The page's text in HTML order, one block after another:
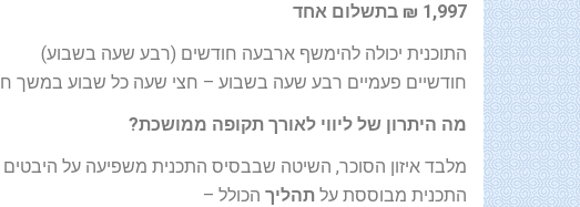
1,997 ₪ בתשלום אחד
התוכנית יכולה להימשף ארבעה חודשים (רבע שעה בשבוע)
חודשיים פעמיים רבע שעה בשבוע – חצי שעה כל שבוע במשך
מה היתרון של ליווי לאורך תקופה ממושכת?
מלבד איזון הסוכר, השיטה שבבסיס התכנית משפיעה על היבטים
התכנית מבוססת על תהליך הכולל –